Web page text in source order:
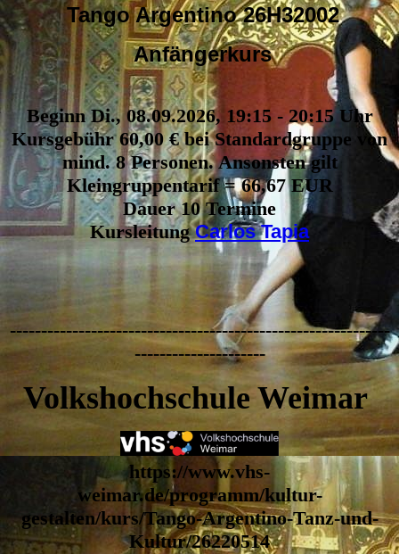
Tango Argentino 26H32002
Anfängerkurs
Beginn Di., 08.09.2026, 19:15 - 20:15 Uhr
Kursgebühr 60,00 € bei Standardgruppe von
mind. 8 Personen. Ansonsten gilt
Kleingruppentarif = 66,67 EUR
Dauer 10 Termine
KursleitungCarlos Tapia
-------------------------------------------------------------
---------------------
Volkshochschule Weimar
https://www.vhs-
weimar.de/programm/kultur-
gestalten/kurs/Tango-Argentino-Tanz-und-
Kultur/26220514